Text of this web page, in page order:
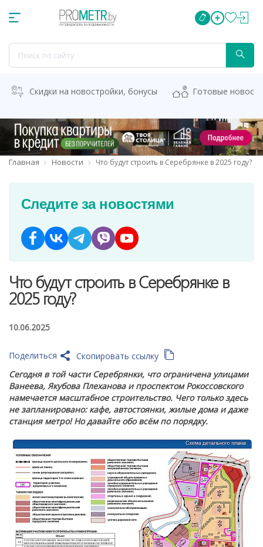
Скидки на новостройки, бонусы Готовые
Главная Новости Что будут строить в Серебрянке в 2025 году?
Следите за новостями
Что будут строить в Серебрянке в
2025 году?
10.06.2025
Скопировать ссылку
Поделиться
Сегодня в той части Серебрянки, что ограничена улицами
Ванеева, Якубова Плеханова и проспектом Рокоссовского
намечается масштабное строительство. Чего только здесь
не запланировано: кафе, автостоянки, жилые дома и даже
станция метро! Но давайте обо всём по порядку.